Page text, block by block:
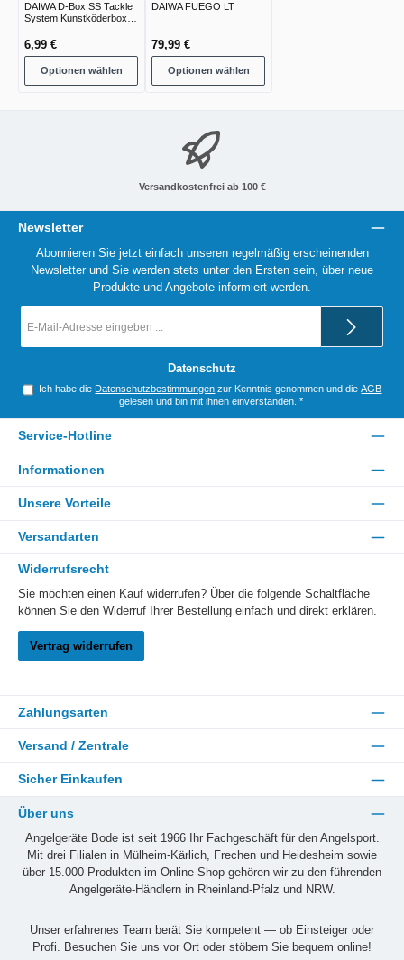
DAIWA D-Box SS Tackle
System Kunstköderbox |
6,99 €
Optionen wählen
DAIWA FUEGO LT
79,99 €
Optionen wählen
Versandkostenfrei ab 100 €
Newsletter
Abonnieren Sie jetzt einfach unseren regelmäßig erscheinenden
Newsletter und Sie werden stets unter den Ersten sein, über neue
Produkte und Angebote informiert werden.
Mail-
Datenschutz
Ich habe die Datenschutzbestimmungen zur Kenntnis genommen und dieAGB
gelesen und bin mit ihnen einverstanden. *
Service-Hotline
Informationen
Unsere Vorteile
Versandarten
Widerrufsrecht
Sie möchten einen Kauf widerrufen? Über die folgende Schaltfläche
können Sie den Widerruf Ihrer Bestellung einfach und direkt erklären.
Vertrag widerrufen
Zahlungsarten
Versand / Zentrale
Sicher Einkaufen
Über uns
Angelgeräte Bode ist seit 1966 Ihr Fachgeschäft für den Angelsport.
Mit drei Filialen in Mülheim-Kärlich, Frechen und Heidesheim sowie
über 15.000 Produkten im Online-Shop gehören wir zu den führenden
Angelgeräte-Händlern in Rheinland-Pfalz und NRW.
Unser erfahrenes Team berät Sie kompetent — ob Einsteiger oder
Profi. Besuchen Sie uns vor Ort oder stöbern Sie bequem online!